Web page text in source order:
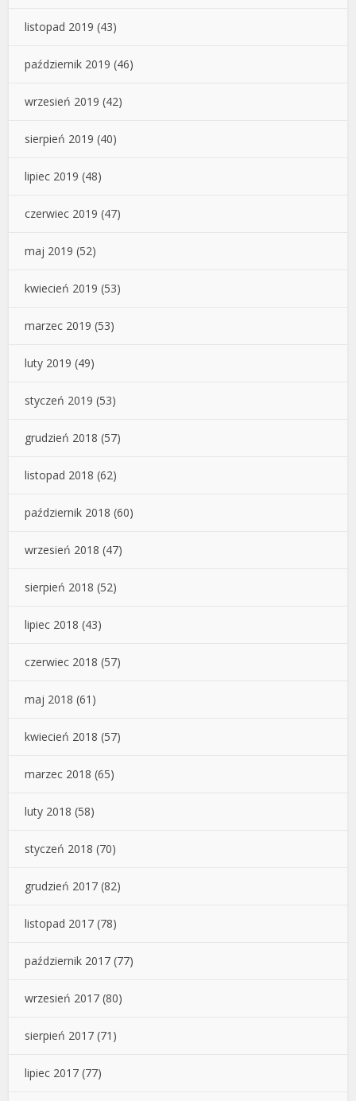
listopad 2019 (43)
październik 2019 (46)
wrzesień 2019 (42)
sierpień 2019 (40)
lipiec 2019 (48)
czerwiec 2019 (47)
maj 2019 (52)
kwiecień 2019 (53)
marzec 2019 (53)
luty 2019 (49)
styczeń 2019 (53)
grudzień 2018 (57)
listopad 2018 (62)
październik 2018 (60)
wrzesień 2018 (47)
sierpień 2018 (52)
lipiec 2018 (43)
czerwiec 2018 (57)
maj 2018 (61)
kwiecień 2018 (57)
marzec 2018 (65)
luty 2018 (58)
styczeń 2018 (70)
grudzień 2017 (82)
listopad 2017 (78)
październik 2017 (77)
wrzesień 2017 (80)
sierpień 2017 (71)
lipiec 2017 (77)